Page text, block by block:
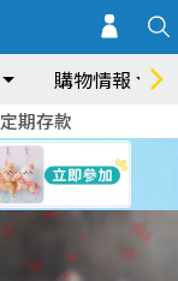
購物情報
定期存款